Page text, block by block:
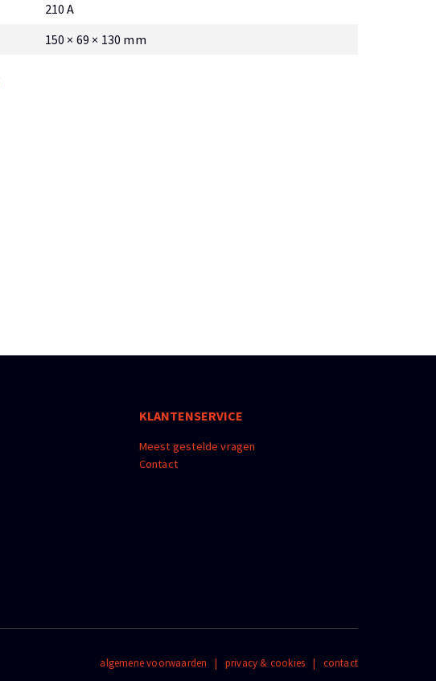
210 A
150 × 69 × 130 mm
KLANTENSERVICE
Meest gestelde vragen
Contact
algemene voorwaarden | privacy & cookies | contact